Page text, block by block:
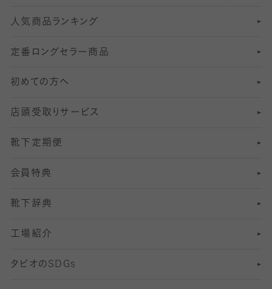
211デニールタイツ以上（防寒・厚手タイツ）
6 分丈レギンス
7 分丈 レギンス
8分丈 レギンス
10分丈 レギンス
12分丈レギンス
13分丈レギンス
オールスルーストッキング
冠婚葬祭向けソックス・靴下
スーツカジュアルソックス・靴下
ロングホーズ
ゴルフソックス・靴下
サッカー・フットサル用ソックス
ヨガソックス・靴下
スポーツ用レッグウォーマー
SSサイズ（21～23cm）
Sサイズ（22～25cm）
Mサイズ（25～27cm）
Lサイズ（27～29cm）
インナーソックス
加圧・着圧ソックス
冷えとり靴下
着圧・加圧タイツ
むくみ対策
足の疲れ対策
足の臭い対策
冷え対策
靴ずれ対策
人気商品ランキング
定番ロングセラー商品
初めての方へ
店頭受取りサービス
靴下定期便
会員特典
靴下辞典
工場紹介
タビオのSDGs